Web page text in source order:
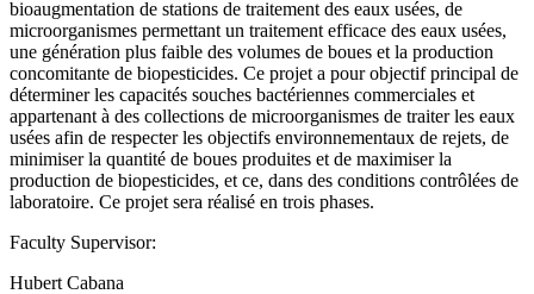
bioaugmentation de stations de traitement des eaux usées, de
microorganismes permettant un traitement efficace des eaux usées,
une génération plus faible des volumes de boues et la production
concomitante de biopesticides. Ce projet a pour objectif principal de
déterminer les capacités souches bactériennes commerciales et
appartenant à des collections de microorganismes de traiter les eaux
usées afin de respecter les objectifs environnementaux de rejets, de
minimiser la quantité de boues produites et de maximiser la
production de biopesticides, et ce, dans des conditions contrôlées de
laboratoire. Ce projet sera réalisé en trois phases.
Faculty Supervisor:
Hubert Cabana